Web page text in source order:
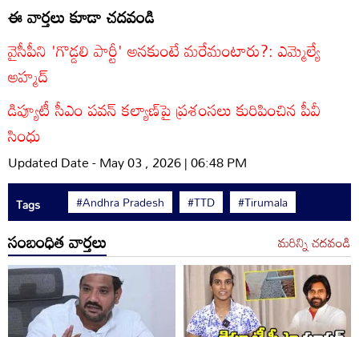
ఈ వార్తలు కూడా చదవండి
వైసీపీని 'గొడ్డలి పార్టీ' అనకుంటే మరేమంటారు?: ఎమ్మెల్యే
అహ్మద్
డిప్యూటీ సీఎం పవన్‌ కల్యాణ్‌పై ప్రశంసలు కురిపించిన పీవీ
సింధు
Updated Date - May 03 , 2026 | 06:48 PM
Tags #Andhra Pradesh #TTD #Tirumala
సంబంధిత వార్తలు మరిన్ని చదవండి